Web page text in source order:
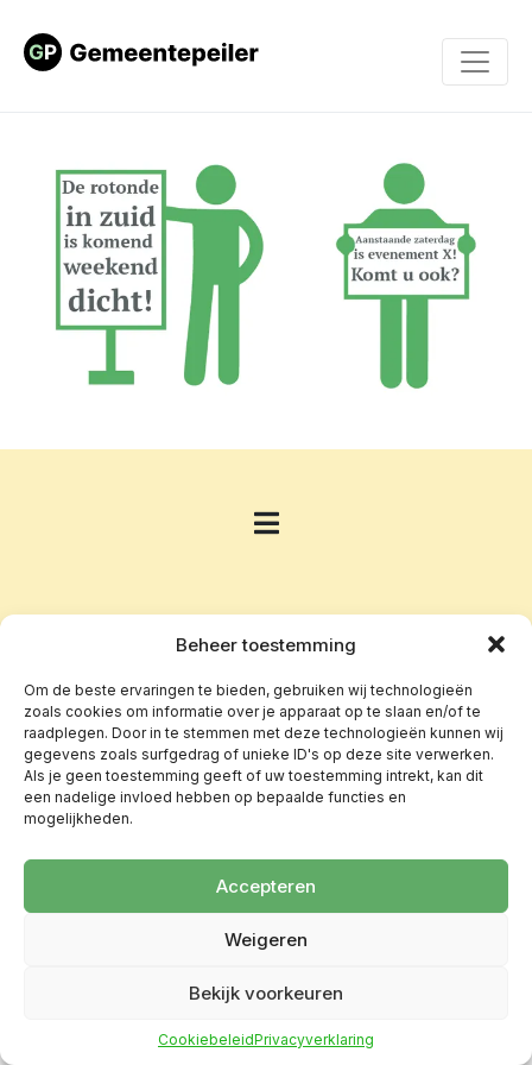
Beheer toestemming
Om de beste ervaringen te bieden, gebruiken wij technologieën
zoals cookies om informatie over je apparaat op te slaan en/of te
raadplegen. Door in te stemmen met deze technologieën kunnen wij
gegevens zoals surfgedrag of unieke ID's op deze site verwerken.
Als je geen toestemming geeft of uw toestemming intrekt, kan dit
een nadelige invloed hebben op bepaalde functies en
mogelijkheden.
Accepteren
Weigeren
Bekijk voorkeuren
CookiebeleidPrivacyverklaring